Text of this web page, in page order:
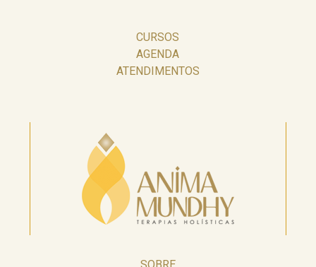
CURSOS
AGENDA
ATENDIMENTOS